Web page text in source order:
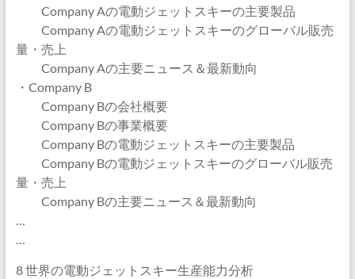
Company Aの電動ジェットスキーの主要製品
Company Aの電動ジェットスキーのグローバル販売
量・売上
Company Aの主要ニュース＆最新動向
・Company B
Company Bの会社概要
Company Bの事業概要
Company Bの電動ジェットスキーの主要製品
Company Bの電動ジェットスキーのグローバル販売
量・売上
Company Bの主要ニュース＆最新動向
…
…
8 世界の電動ジェットスキー生産能力分析